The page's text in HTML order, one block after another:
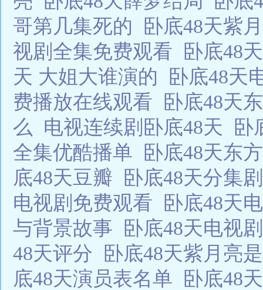
哥第几集死的
卧底48天紫
视剧全集免费观看
卧底48
天 大姐大谁演的
卧底48天
费播放在线观看
卧底48天
么 电视连续剧卧底48天
卧
全集优酷播单
卧底48天东
底48天豆瓣
卧底48天分集
电视剧免费观看
卧底48天
与背景故事
卧底48天电视
48天评分
卧底48天紫月亮
底48天演员表名单
卧底48